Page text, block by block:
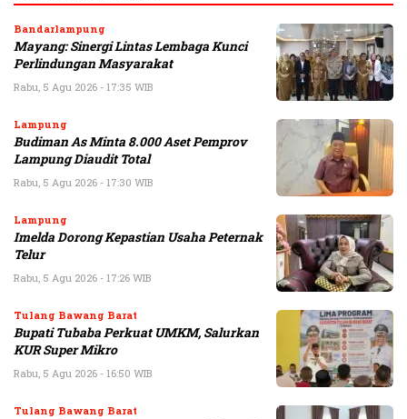
Bandarlampung
Mayang: Sinergi Lintas Lembaga Kunci
Perlindungan Masyarakat
Rabu, 5 Agu 2026 - 17:35 WIB
Lampung
Budiman As Minta 8.000 Aset Pemprov
Lampung Diaudit Total
Rabu, 5 Agu 2026 - 17:30 WIB
Lampung
Imelda Dorong Kepastian Usaha Peternak
Telur
Rabu, 5 Agu 2026 - 17:26 WIB
Tulang Bawang Barat
Bupati Tubaba Perkuat UMKM, Salurkan
KUR Super Mikro
Rabu, 5 Agu 2026 - 16:50 WIB
Tulang Bawang Barat